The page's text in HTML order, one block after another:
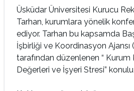
Üsküdar Üniversitesi Kurucu
Tarhan, kurumlara yönelik
ediyor. Tarhan bu kapsamda
İşbirliği ve Koordinasyon Ajansı
tarafından düzenlenen “
Değerleri ve İşyeri Stresi”